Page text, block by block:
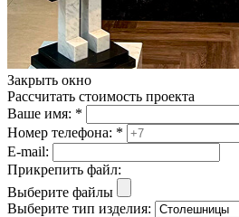
Закрыть окно
Рассчитать стоимость проекта
Ваше имя: *
Номер телефона: *
E-mail:
Прикрепить файл:
Выберите файлы
Выберите тип изделия: